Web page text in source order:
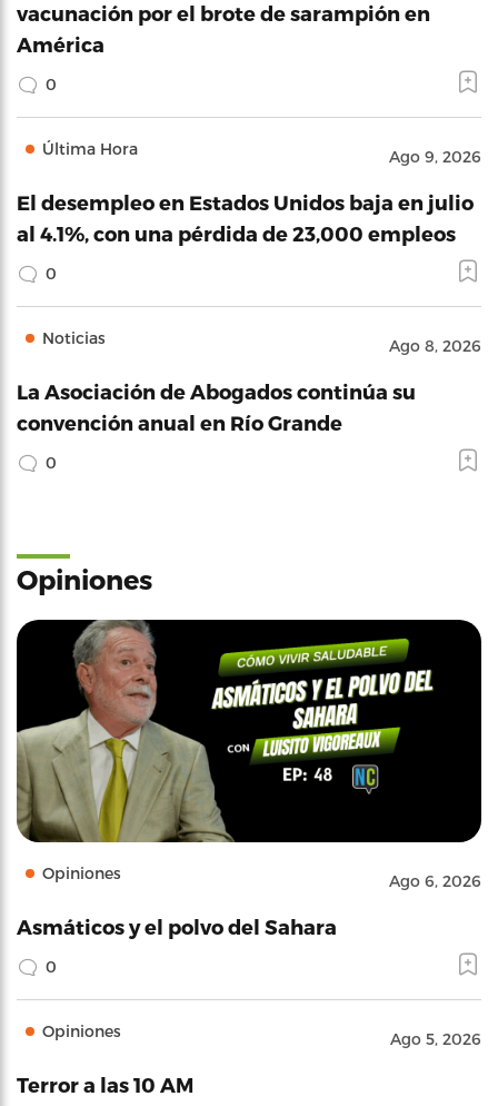
vacunación por el brote de sarampión en
América
0
Última Hora Ago 9, 2026
El desempleo en Estados Unidos baja en julio
al 4.1%, con una pérdida de 23,000 empleos
0
Noticias Ago 8, 2026
La Asociación de Abogados continúa su
convención anual en Río Grande
0
Opiniones
Opiniones Ago 6, 2026
Asmáticos y el polvo del Sahara
0
Opiniones Ago 5, 2026
Terror a las 10 AM